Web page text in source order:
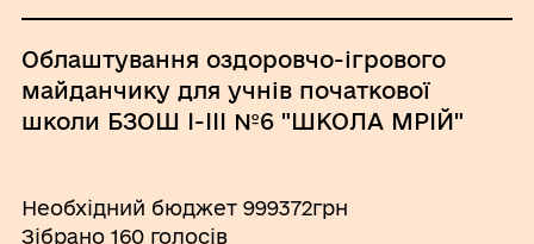
Облаштування оздоровчо-ігрового
майданчику для учнів початкової
школи БЗОШ І-ІІІ №6 "ШКОЛА МРІЙ"
Необхідний бюджет 999372грн
Зібрано 160 голосів